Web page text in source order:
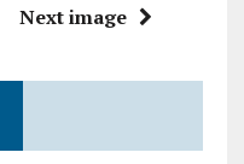
Next image